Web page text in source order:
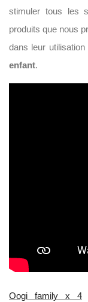
stimuler tous les
produits que nous
dans leur
enfant.
Oogi family x 4